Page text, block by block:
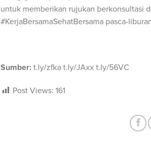
untuk memberikan rujukan berkonsultasi
#KerjaBersamaSehatBersama pasca-
Sumber: t.ly/zfka t.ly/JAxx t.ly/56VC
Post Views: 161